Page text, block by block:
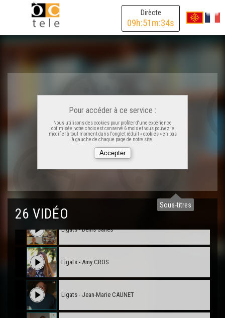
Dirècte
09h:51m:34s
Sous-titres
Pour accéder à ce service :
Nous utilisons des cookies pour profiter d'une expérience
optimisée, votre choix est conservé 6 mois et vous pouvez le
modifier à tout moment dans l'onglet réduit « cookies » en bas
à gauche de chaque page de notre site.
26 VIDÉO
Ligats - Giraud Delbès
Ligats - Adrien Villeneuve
Ligats - Pauline Kamakine
Ligats - Guilhem Boucher
Ligats - Denis Salles
Ligats - Amy CROS
Ligats - Jean-Marie CAUNET